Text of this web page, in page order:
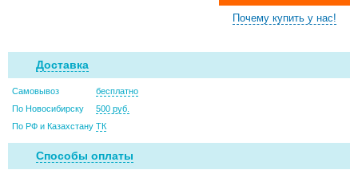
Почему купить у нас!
Доставка
Самовывоз
бесплатно
По Новосибирску
500 руб.
По РФ и Казахстану ТК
Способы оплаты